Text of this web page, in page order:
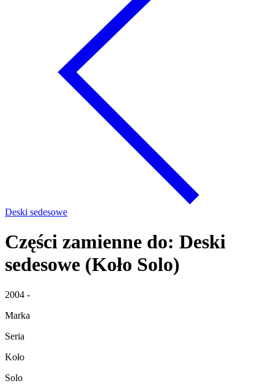
Deski sedesowe
Części zamienne do: Deski
sedesowe (Koło Solo)
2004 -
Marka
Seria
Koło
Solo